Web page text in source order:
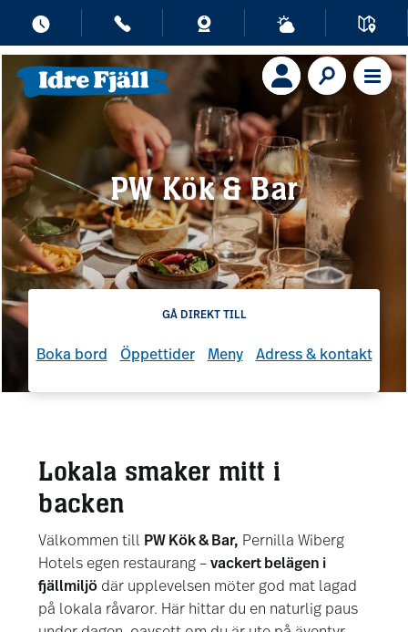
PW Kök & Bar
GÅ DIREKT TILL
Boka bord Öppettider Meny Adress & kontakt
Lokala smaker mitt i
backen
Välkommen till PW Kök & Bar, Pernilla Wiberg
Hotels egen restaurang –vackert belägen i
fjällmiljö där upplevelsen möter god mat lagad
på lokala råvaror. Här hittar du en naturlig paus